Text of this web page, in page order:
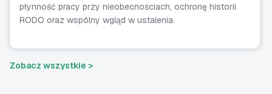
płynność pracy przy nieobecnościach, ochronę historii
RODO oraz wspólny wgląd w ustalenia.
Zobacz wszystkie >